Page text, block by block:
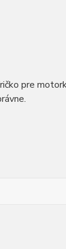
pre